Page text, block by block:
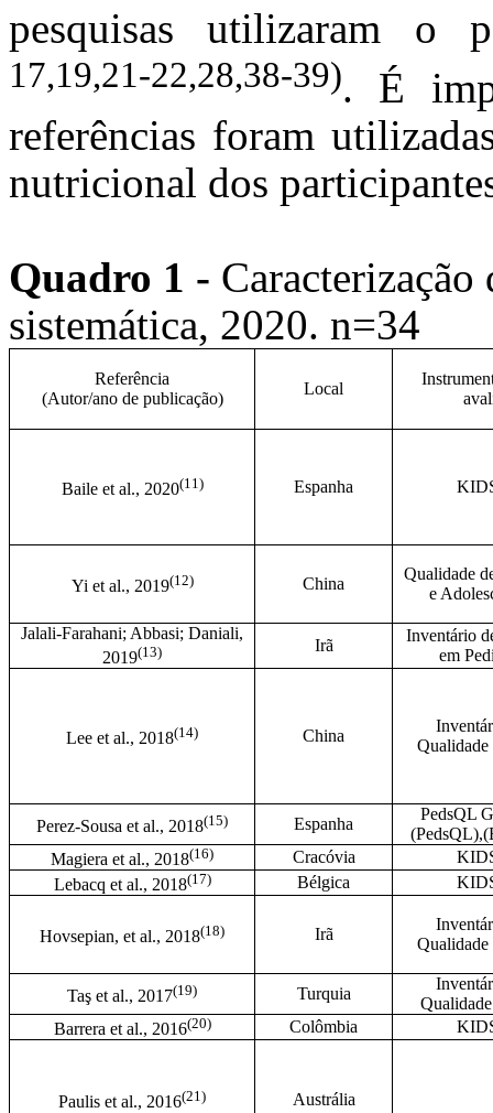
pesquisas utilizaram o
17,19,21-22,28,38-39). É
referências foram
nutricional dos
Quadro 1 -
sistemática, 2020. n=34
Referência
(Autor/ano de publicação)
Local
Baile et al., 2020(11) Espanha
Yi et al., 2019(12) China
Qualidade
e
Jalali-Farahani; Abbasi; Daniali,
2019(13) Irã
Inventário
em
Lee et al., 2018(14) China
Perez-Sousa et al., 2018(15) Espanha
PedsQL
Magiera et al., 2018(16) Cracóvia
Lebacq et al., 2018(17) Bélgica
Hovsepian, et al., 2018(18) Irã
Taş et al., 2017(19) Turquia
Barrera et al., 2016(20) Colômbia
Paulis et al., 2016(21) Austrália